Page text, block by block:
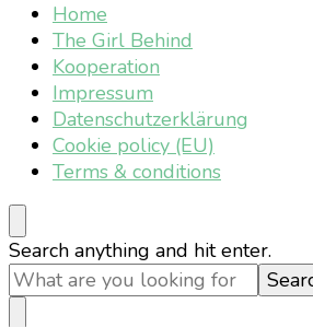
Home
The Girl Behind
Kooperation
Impressum
Datenschutzerklärung
Cookie policy (EU)
Terms & conditions
Looking
for
Something?
Search anything and hit enter.